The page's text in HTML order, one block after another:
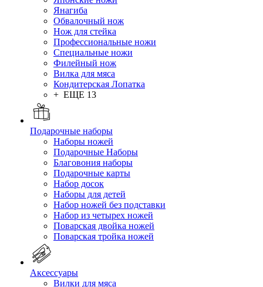
Янагиба
Обвалочный нож
Нож для стейка
Профессиональные ножи
Специальные ножи
Филейный нож
Вилка для мяса
Кондитерская Лопатка
+ ЕЩЕ 13
Подарочные наборы
Наборы ножей
Подарочные Наборы
Благовония наборы
Подарочные карты
Набор досок
Наборы для детей
Набор ножей без подставки
Набор из четырех ножей
Поварская двойка ножей
Поварская тройка ножей
Аксессуары
Вилки для мяса